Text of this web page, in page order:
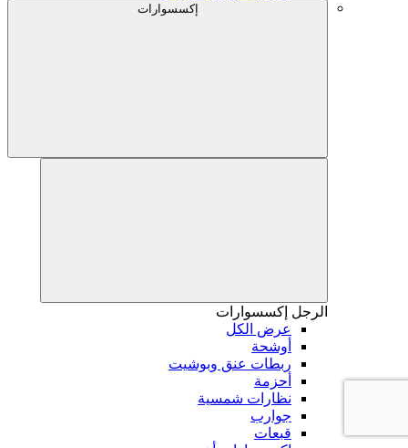
إكسسوارات
الرجل إكسسوارات
عرض الكل
أوشحة
ربطات عنق وبوشيت
أحزمة
نظارات شمسية
جوارب
قبعات